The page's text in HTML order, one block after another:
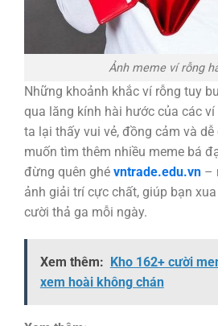
Ảnh meme ví rỗng
Những khoảnh khắc ví rỗng tuy
qua lăng kính hài hước của các ví
ta lại thấy vui vẻ, đồng cảm và dễ
muốn tìm thêm nhiều meme bá
đừng quên ghé vntrade.edu.vn –
ảnh giải trí cực chất, giúp bạn
cười thả ga mỗi ngày.
Xem thêm:
Kho 162+ cười
xem hoài không chán